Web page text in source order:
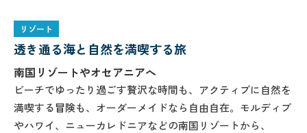
リゾート
透き通る海と自然を満喫する旅
南国リゾートやオセアニアへ
ビーチでゆったり過ごす贅沢な時間も、アクティブに自然を
満喫する冒険も、オーダーメイドなら自由自在。モルディブ
やハワイ、ニューカレドニアなどの南国リゾートから、